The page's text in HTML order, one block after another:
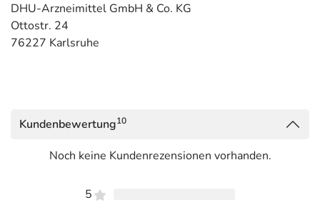
DHU-Arzneimittel GmbH & Co. KG
Ottostr. 24
76227 Karlsruhe
Kundenbewertung10
Noch keine Kundenrezensionen vorhanden.
5